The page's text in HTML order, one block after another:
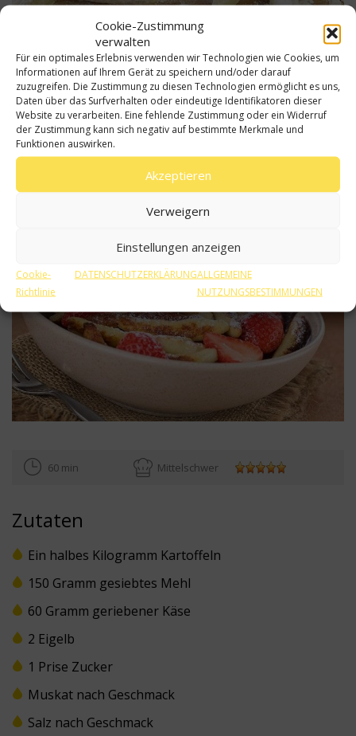
Cookie-Zustimmung
verwalten
Für ein optimales Erlebnis verwenden wir Technologien wie Cookies, um
Informationen auf Ihrem Gerät zu speichern und/oder darauf
zuzugreifen. Die Zustimmung zu diesen Technologien ermöglicht es uns,
Daten über das Surfverhalten oder eindeutige Identifikatoren dieser
Website zu verarbeiten. Eine fehlende Zustimmung oder ein Widerruf
der Zustimmung kann sich negativ auf bestimmte Merkmale und
Funktionen auswirken.
Akzeptieren
Verweigern
Einstellungen anzeigen
Cookie-
Richtlinie
DATENSCHUTZERKLÄRUNGALLGEMEINE
NUTZUNGSBESTIMMUNGEN
60 min Mittelschwer
Zutaten
Ein halbes Kilogramm Kartoffeln
150 Gramm gesiebtes Mehl
60 Gramm geriebener Käse
2 Eigelb
1 Prise Zucker
Muskat nach Geschmack
Salz nach Geschmack